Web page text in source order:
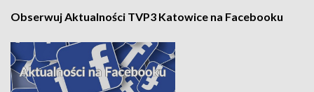
Obserwuj Aktualności TVP3 Katowice na Facebooku